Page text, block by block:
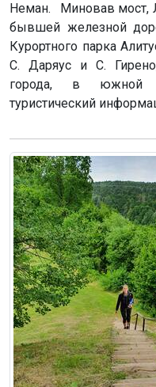
Неман. Миновав мост,
бывшей железной
Курортного парка
С. Даряус и С.
города, в южной
туристический